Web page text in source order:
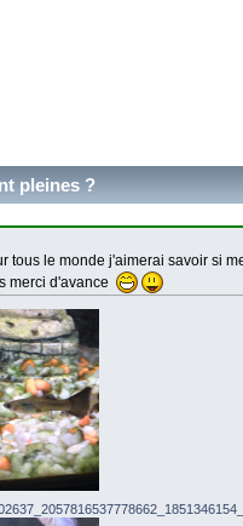
pleines ?
tous le monde j'aimerai savoir si
merci d'avance